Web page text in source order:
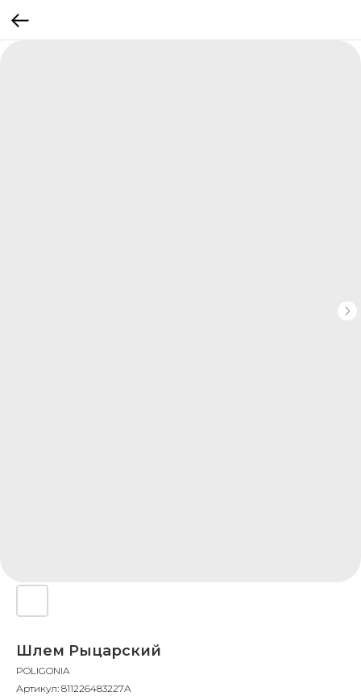
Шлем Рыцарский
POLIGONIA
Артикул: 811226483227А